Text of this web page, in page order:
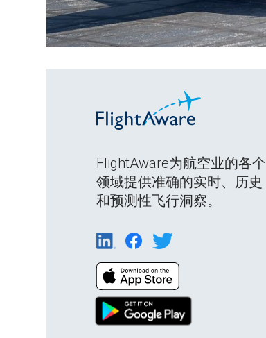
FlightAware为航空业的各个
领域提供准确的实时、历史
和预测性飞行洞察。